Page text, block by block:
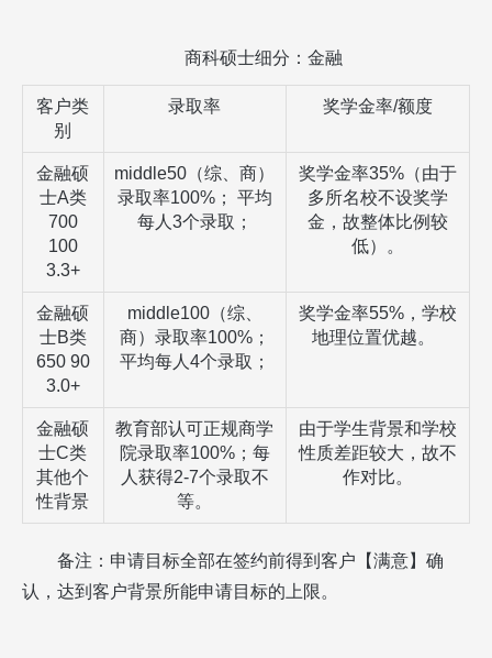
商科硕士细分：金融
客户类
别
录取率 奖学金率/额度
金融硕
士A类
700
100
3.3+
middle50 （综、商）
录取率100% ；
平均
每人 3个录取；
奖学金率35% （由于
多所名校不设奖学
金，故整体比例较
低）。
金融硕
士B类
650 90
3.0+
middle100 （综、
商）录取率100% ；
平均每人 4个录取；
奖学金率55% ，学校
地理位置优越。
金融硕
士C类
其他个
性背景
教育部认可正规商学
院录取率100% ；每
人获得2-7个录取不
等。
由于学生背景和学校
性质差距较大，故不
作对比。
备注：申请目标全部在签约前得到客户【满意】确
认，达到客户背景所能申请目标的上限。